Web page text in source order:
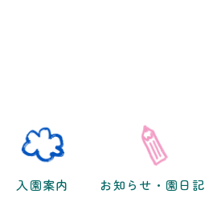
入園案内 お知らせ・園日記